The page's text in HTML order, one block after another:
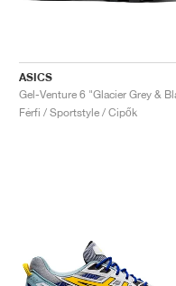
ASICS
Gel-Venture 6 "Glacier Grey &
Férfi / Sportstyle / Cipők